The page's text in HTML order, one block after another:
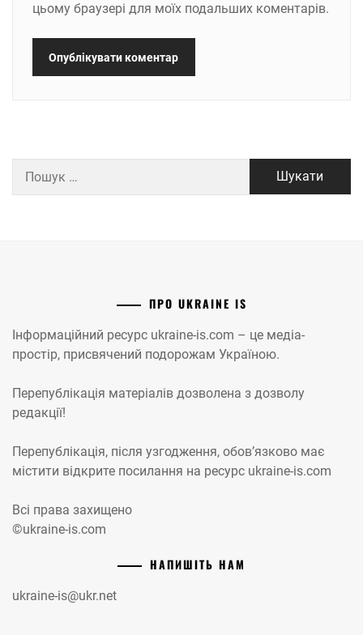
цьому браузері для моїх подальших коментарів.
ПРО UKRAINE IS
Інформаційний ресурс ukraine-is.com – це медіа-
простір, присвячений подорожам Україною.
Перепублікація матеріалів дозволена з дозволу
редакції!
Перепублікація, після узгодження, обов’язково має
містити відкрите посилання на ресурс ukraine-is.com
Всі права захищено
©ukraine-is.com
НАПИШІТЬ НАМ
ukraine-is@ukr.net